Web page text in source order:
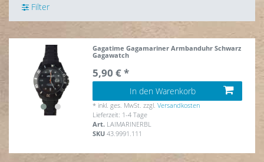
Filter
Gagatime Gagamariner Armbanduhr Schwarz
Gagawatch
5,90 € *
In den Warenkorb
* inkl. ges. MwSt. zzgl.Versandkosten
Lieferzeit: 1-4 Tage
Art. LAIMARINERBL
SKU43.9991.111